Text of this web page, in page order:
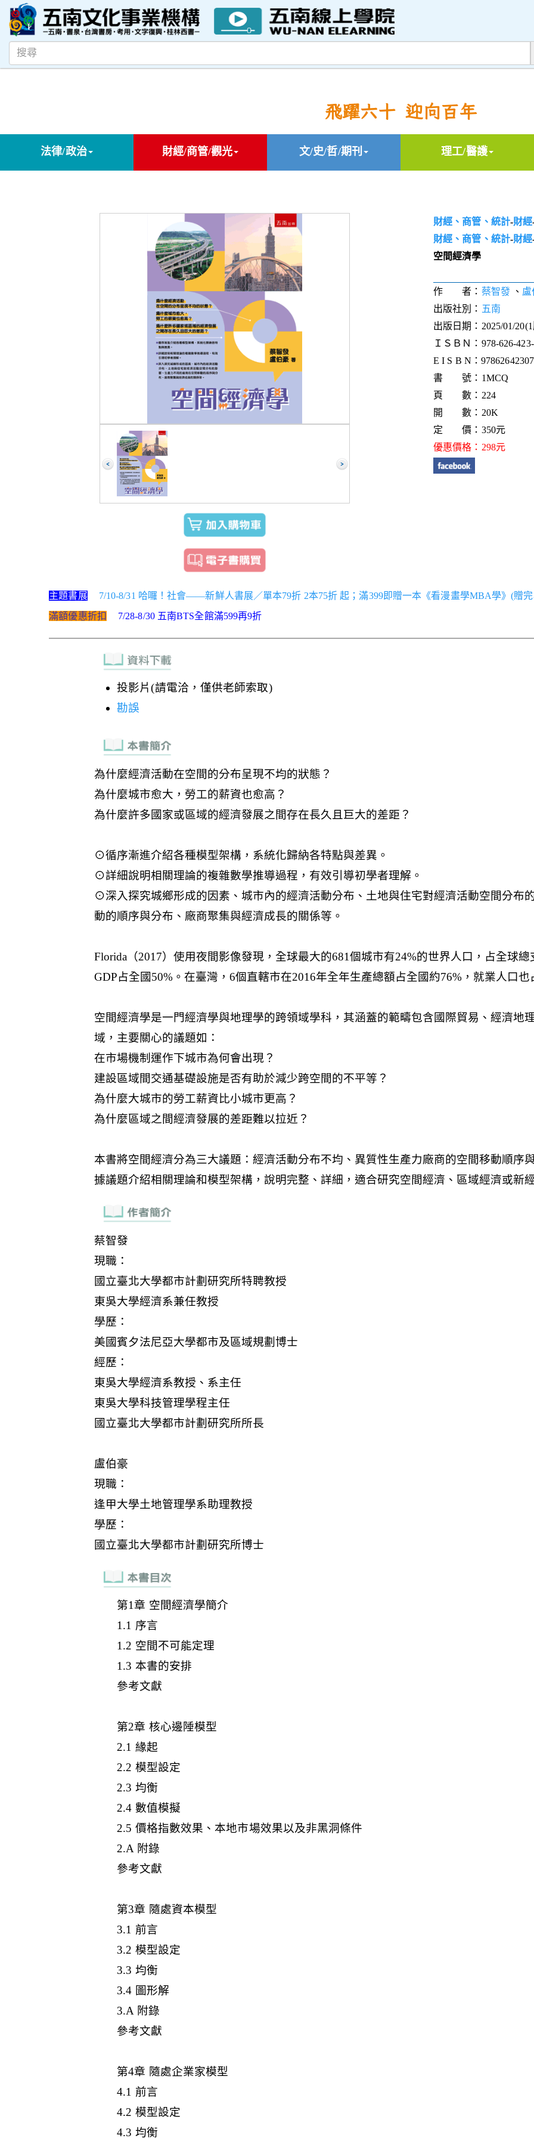
飛躍六十 迎向百年
法律/政治 財經/商管/觀光 文/史/哲/期刊 理工/醫護
財經、商管、統計-財經
財經、商管、統計-財經
空間經濟學
作 者： 蔡智發、 盧
出版社別： 五南
出版日期：2025/01/
ＩＳＢＮ：978-626-
E I S B N：
書 號：1MCQ
頁 數：224
開 數：20K
定 價：350元
優惠價格：298元
主題書展
7/10-8/31 哈囉！社會——新鮮人書展／單本79折 2本75折 起；滿399即贈一本《看漫畫學MBA學》(贈
滿額優惠折扣
7/28-8/30 五南BTS全館滿599再9折
投影片(請電洽，僅供老師索取)
勘誤
第1章 空間經濟學簡介
1.1 序言
1.2 空間不可能定理
1.3 本書的安排
參考文獻
第2章 核心邊陲模型
2.1 緣起
2.2 模型設定
2.3 均衡
2.4 數值模擬
2.5 價格指數效果、本地市場效果以及非黑洞條件
2.A 附錄
參考文獻
第3章 隨處資本模型
3.1 前言
3.2 模型設定
3.3 均衡
3.4 圖形解
3.A 附錄
參考文獻
第4章 隨處企業家模型
4.1 前言
4.2 模型設定
4.3 均衡